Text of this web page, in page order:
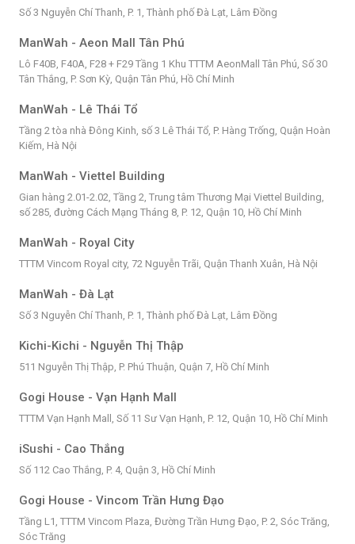
Số 3 Nguyễn Chí Thanh, P. 1, Thành phố Đà Lạt, Lâm Đồng
ManWah - Aeon Mall Tân Phú
Lô F40B, F40A, F28 + F29 Tầng 1 Khu TTTM AeonMall Tân Phú, Số 30
Tân Thắng, P. Sơn Kỳ, Quận Tân Phú, Hồ Chí Minh
ManWah - Lê Thái Tổ
Tầng 2 tòa nhà Đông Kinh, số 3 Lê Thái Tổ, P. Hàng Trống, Quận Hoàn
Kiếm, Hà Nội
ManWah - Viettel Building
Gian hàng 2.01-2.02, Tầng 2, Trung tâm Thương Mại Viettel Building,
số 285, đường Cách Mạng Tháng 8, P. 12, Quận 10, Hồ Chí Minh
ManWah - Royal City
TTTM Vincom Royal city, 72 Nguyễn Trãi, Quận Thanh Xuân, Hà Nội
ManWah - Đà Lạt
Số 3 Nguyễn Chí Thanh, P. 1, Thành phố Đà Lạt, Lâm Đồng
Kichi-Kichi - Nguyễn Thị Thập
511 Nguyễn Thị Thập, P. Phú Thuận, Quận 7, Hồ Chí Minh
Gogi House - Vạn Hạnh Mall
TTTM Vạn Hạnh Mall, Số 11 Sư Vạn Hạnh, P. 12, Quận 10, Hồ Chí Minh
iSushi - Cao Thắng
Số 112 Cao Thắng, P. 4, Quận 3, Hồ Chí Minh
Gogi House - Vincom Trần Hưng Đạo
Tầng L1, TTTM Vincom Plaza, Đường Trần Hưng Đạo, P. 2, Sóc Trăng,
Sóc Trăng